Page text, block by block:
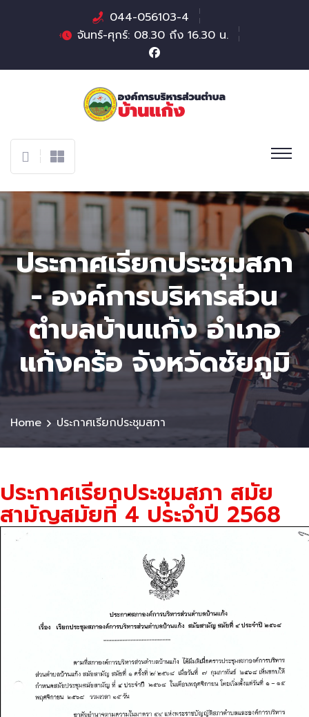
044-056103-4
จันทร์-ศุกร์: 08.30 ถึง 16.30 น.
ประกาศเรียกประชุมสภา
- องค์การบริหารส่วน
ตําบลบ้านแก้ง อำเภอ
แก้งคร้อ จังหวัดชัยภูมิ
Home ประกาศเรียกประชุมสภา
ประกาศเรียกประชุมสภา สมัย
สามัญสมัยที่ 4 ประจำปี 2568